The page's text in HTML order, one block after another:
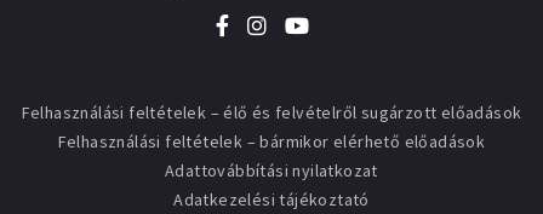
Felhasználási feltételek – élő és felvételről sugárzott előadások
Felhasználási feltételek – bármikor elérhető előadások
Adattovábbítási nyilatkozat
Adatkezelési tájékoztató